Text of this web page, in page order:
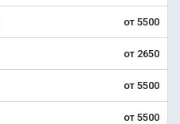
от 5500
от 2650
от 5500
от 5500